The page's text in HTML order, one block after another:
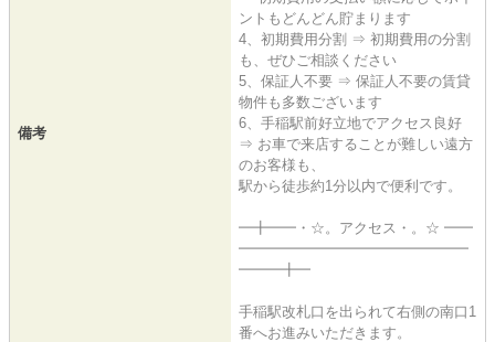
備考
ントもどんどん貯まります
4、初期費用分割 ⇒ 初期費用の分割
も、ぜひご相談ください
5、保証人不要 ⇒ 保証人不要の賃貸
物件も多数ございます
6、手稲駅前好立地でアクセス良好
⇒ お車で来店することが難しい遠方
のお客様も、
駅から徒歩約1分以内で便利です。
━╋━━・☆。アクセス・。☆ ━━
━━━━━━━━━━━━━━━━
━━━╋━
手稲駅改札口を出られて右側の南口1
番へお進みいただきます。